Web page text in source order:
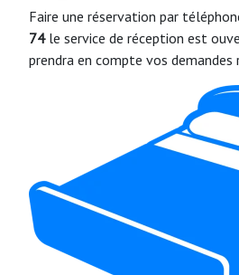
Faire une réservation par
74le service de réception est
prendra en compte vos demandes